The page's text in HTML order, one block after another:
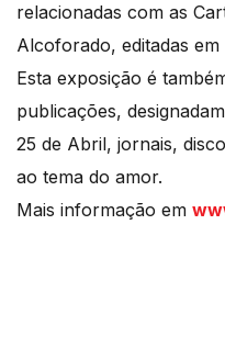
relacionadas com as
Alcoforado, editadas em
Esta exposição é
publicações,
25 de Abril, jornais,
ao tema do amor.
Mais informação em